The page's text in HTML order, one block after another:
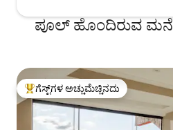
ಪೂಲ್ ಹೊಂದಿರುವ ಮನೆ
ಗೆಸ್ಟ್‌ಗಳಿಗೆ ಅತಿ ಹೆಚ್ಚು ಅಚ್ಚುಮೆಚ್ಚಿನದು
ಗೆಸ್ಟ್‌ಗಳ ಅಚ್ಚುಮೆಚ್ಚಿನದು